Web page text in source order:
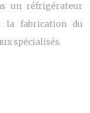
un réfrigérateur
la fabrication du
spécialisés.